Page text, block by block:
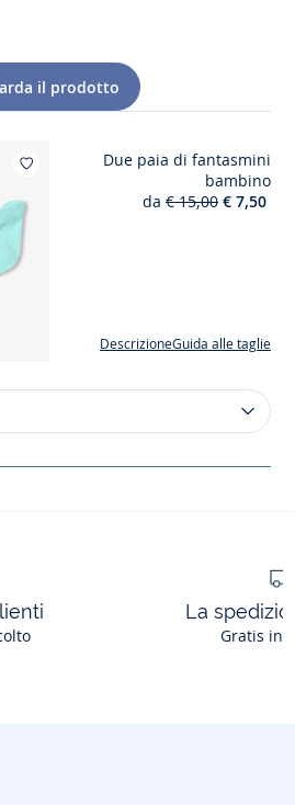
il prodotto
Aggiungi ai
Due paia di fantasmini
bambino
da € 15,00 € 7,50
Descrizione Guida alle taglie
La
Gratis in